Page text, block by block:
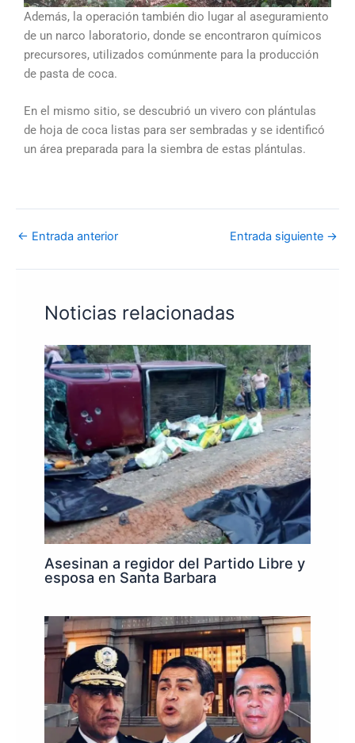
Además, la operación también dio lugar al aseguramiento
de un narco laboratorio, donde se encontraron químicos
precursores, utilizados comúnmente para la producción
de pasta de coca.
En el mismo sitio, se descubrió un vivero con plántulas
de hoja de coca listas para ser sembradas y se identificó
un área preparada para la siembra de estas plántulas.
← Entrada anterior Entrada siguiente →
Noticias relacionadas
Asesinan a regidor del Partido Libre y
esposa en Santa Barbara